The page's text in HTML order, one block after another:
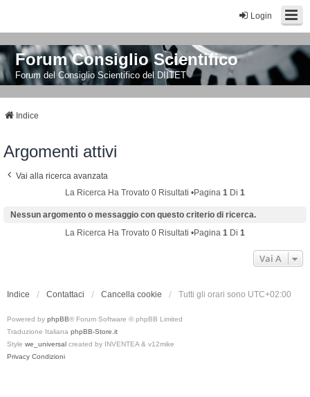
Login
Forum Consiglio Scientifico
Forum del Consiglio Scientifico del DIITET
Indice
Argomenti attivi
Vai alla ricerca avanzata
La Ricerca Ha Trovato 0 Risultati •Pagina 1 Di 1
Nessun argomento o messaggio con questo criterio di ricerca.
La Ricerca Ha Trovato 0 Risultati •Pagina 1 Di 1
Vai A
Indice Contattaci Cancella cookie Tutti gli orari sono UTC+02:00
Powered by phpBB® Forum Software © phpBB Limited
Traduzione Italiana phpBB-Store.it
Style we_universal created by INVENTEA & v12mike
Privacy Condizioni